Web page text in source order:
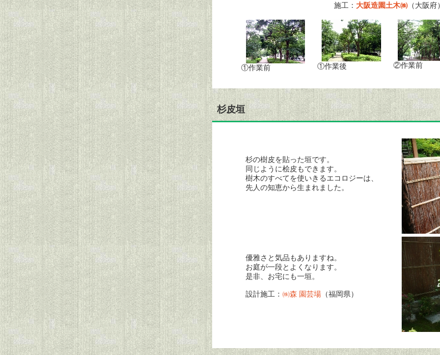
施工： 大阪造園土木㈱（大阪府
①作業前 ①作業後 ②作業前
杉皮垣
杉の樹皮を貼った垣です。
同じように桧皮もできます。
樹木のすべてを使いきるエコロジーは、
先人の知恵から生まれました。
優雅さと気品もありますね。
お庭が一段とよくなります。
是非、お宅にも一垣。
設計施工： ㈱森 園芸場 （福岡県）